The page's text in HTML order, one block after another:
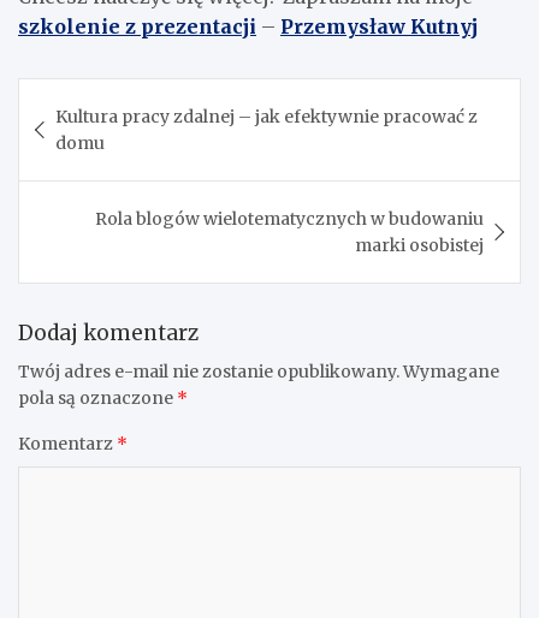
szkolenie z prezentacji – Przemysław Kutnyj
wpisu
Kultura pracy zdalnej – jak efektywnie pracować z
domu
Rola blogów wielotematycznych w budowaniu
marki osobistej
Dodaj komentarz
Twój adres e-mail nie zostanie opublikowany.Wymagane
pola są oznaczone *
Komentarz *